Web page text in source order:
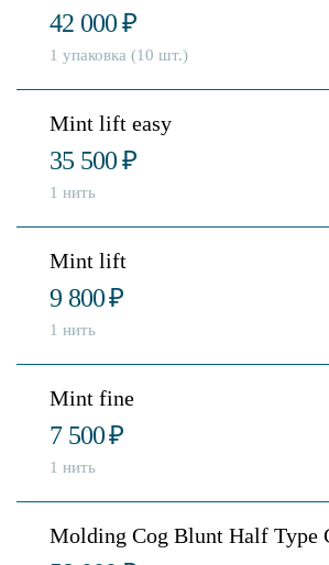
42 000₽
1 упаковка (10 шт.)
Mint lift easy
35 500₽
1 нить
Mint lift
9 800₽
1 нить
Mint fine
7 500₽
1 нить
Molding Cog Blunt Half Type